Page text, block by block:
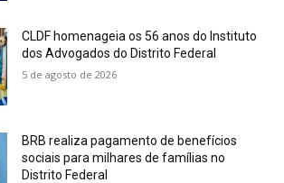
CLDF homenageia os 56 anos do Instituto
dos Advogados do Distrito Federal
5 de agosto de 2026
BRB realiza pagamento de benefícios
sociais para milhares de famílias no
Distrito Federal